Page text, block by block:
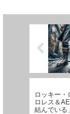
も、コープランド
ロッキー・
ロレス＆
結んでいる